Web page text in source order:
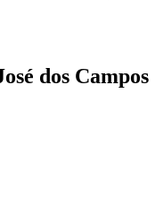
dos Campos